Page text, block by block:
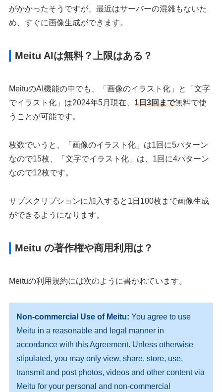
がかかったそうですが、最近はサーバーの混雑もないた
め、すぐに画像生成ができます。
Meitu AIは無料？上限はある？
MeituのAI機能の中でも、「画像のイラスト化」と「文字
でイラスト化」は2024年5月現在、1日3回まで無料で使
うことが可能です。
枚数でいうと、「画像のイラスト化」は1回に5パターン
なので15枚、「文字でイラスト化」は、1回に4パターン
なので12枚です。
サブスクリプションに加入すると1日100枚まで画像生成
ができるようになります。
Meitu の著作権や商用利用は？
Meituの利用規約には次のように書かれています。
Non-commercial Use of Meitu:You agree to use
Meitu in a reasonable and legal manner in
accordance with this Agreement. Unless otherwise
stipulated, you may only view, share, store, use,
transmit and post photos, videos and other content via
Meitu for your personal and non-commercial